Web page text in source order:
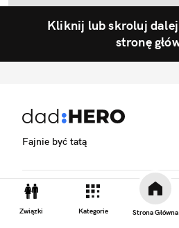
Związki Kategorie Strona Główna
Kliknij lub skroluj
stronę
Fajnie być tatą
Biuro reklamy